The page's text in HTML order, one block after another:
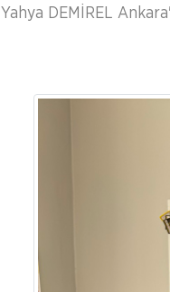
Yahya DEMİREL